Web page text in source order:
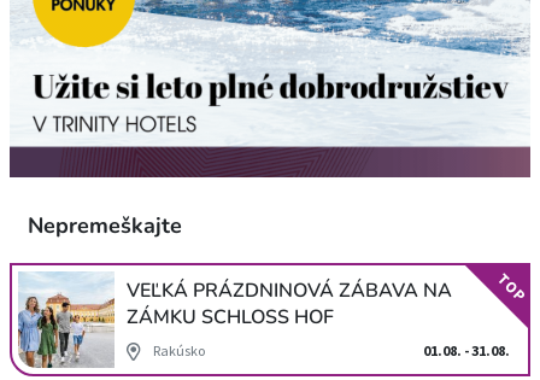
Nepremeškajte
VEĽKÁ PRÁZDNINOVÁ ZÁBAVA NA
ZÁMKU SCHLOSS HOF
Rakúsko 01.08. - 31.08.
TOP